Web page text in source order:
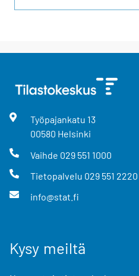
Työpajankatu 13
00580 Helsinki
Vaihde 029 551 1000
Tietopalvelu 029 551 2220
info@stat.fi
Kysy meiltä